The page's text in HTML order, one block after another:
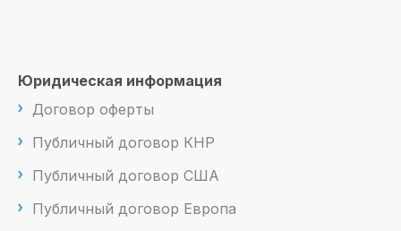
Юридическая информация
Договор оферты
Публичный договор КНР
Публичный договор США
Публичный договор Европа